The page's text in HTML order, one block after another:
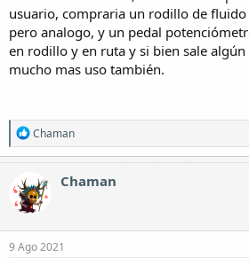
usuario, compraria un rodillo de fluido
pero analogo, y un pedal
en rodillo y en ruta y si bien sale algún
mucho mas uso también.
R
e
a
c
i
o
n
e
Chaman
Chaman
9 Ago 2021